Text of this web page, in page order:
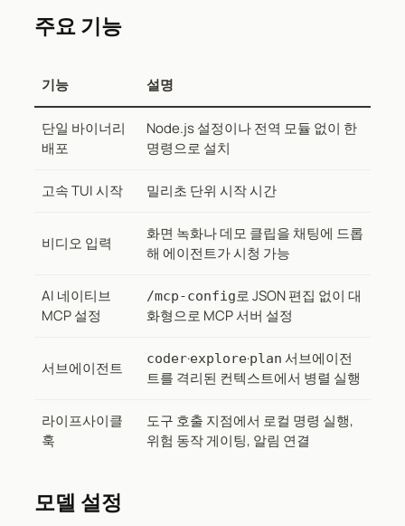
주요 기능
기능 설명
단일 바이너리
배포
Node.js 설정이나 전역 모듈 없이 한
명령으로 설치
고속 TUI 시작 밀리초 단위 시작 시간
비디오 입력
화면 녹화나 데모 클립을 채팅에 드롭
해 에이전트가 시청 가능
AI 네이티브
MCP 설정
/mcp-config로 JSON 편집 없이 대
화형으로 MCP 서버 설정
서브에이전트 coder·explore·plan 서브에이전
트를 격리된 컨텍스트에서 병렬 실행
라이프사이클
훅
도구 호출 지점에서 로컬 명령 실행,
위험 동작 게이팅, 알림 연결
모델 설정